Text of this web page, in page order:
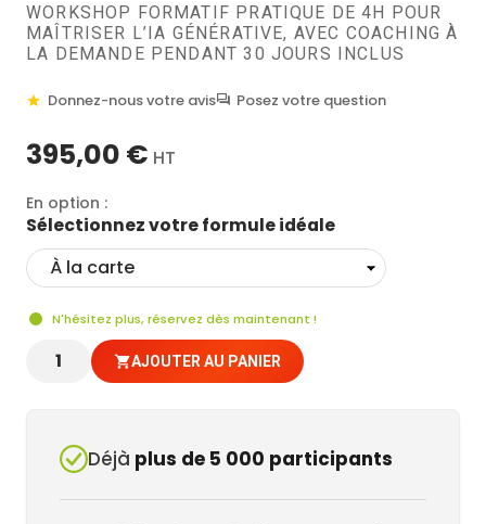
WORKSHOP FORMATIF PRATIQUE DE 4H POUR
MAÎTRISER L’IA GÉNÉRATIVE, AVEC COACHING À
LA DEMANDE PENDANT 30 JOURS INCLUS
Donnez-nous votre avis Posez votre question
395,00 € HT
En option :
Sélectionnez votre formule idéale
N'hésitez plus, réservez dès maintenant !
ParticipantsAJOUTER AU PANIER
Déjà plus de 5 000 participants